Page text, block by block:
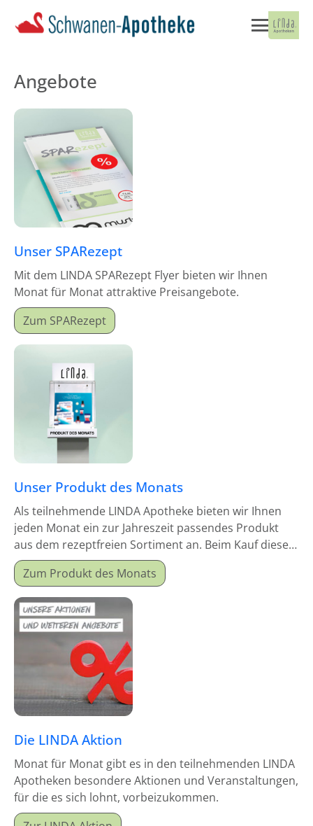
Angebote
Unser SPARezept
Mit dem LINDA SPARezept Flyer bieten wir Ihnen
Monat für Monat attraktive Preisangebote.
Zum SPARezept
Unser Produkt des Monats
Als teilnehmende LINDA Apotheke bieten wir Ihnen
jeden Monat ein zur Jahreszeit passendes Produkt
aus dem rezeptfreien Sortiment an. Beim Kauf dieses
Monatsproduktes erhalten Sie einen Mitgabeartikel
gratis dazu.
Zum Produkt des Monats
Die LINDA Aktion
Monat für Monat gibt es in den teilnehmenden LINDA
Apotheken besondere Aktionen und Veranstaltungen,
für die es sich lohnt, vorbeizukommen.